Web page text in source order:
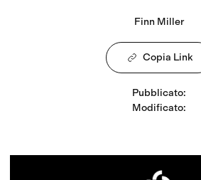
Finn Miller
Copia Link
Pubblicato:
Modificato: